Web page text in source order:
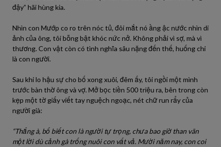
đậy” hãi hùng kia.
Nhìn con Mướp co ro trên nóc tủ, đôi mắt nó ầng ậc nước nhìn di
ảnh của ông, tôi bỗng bật khóc nức nở. Không phải vì sợ, mà vì
thương. Con vật còn có tình nghĩa sâu nặng đến thế, huống chi
là con người.
Sau khi lo hậu sự cho bố xong xuôi, đêm ấy, tôi ngồi một mình
trước bàn thờ ông và vợ. Mở bọc tiền 500 triệu ra, bên trong còn
kẹp một tờ giấy viết tay nguệch ngoạc, nét chữ run rẩy của
người già:
“Thắng à, bố biết con là người tự trọng, chưa bao giờ than vãn
một lời dù cảnh gà trống nuôi con vất vả. Mười năm nay, con coi